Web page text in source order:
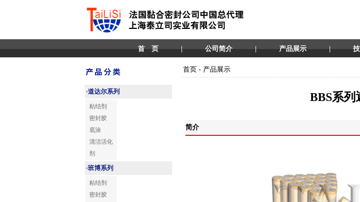
首 页|公司简介|产品展示|
·道达尔系列
粘结剂
密封胶
底涂
清洁活化
剂
·班博系列
粘结剂
密封胶
首页 - 产品展示
BBS系列
简介